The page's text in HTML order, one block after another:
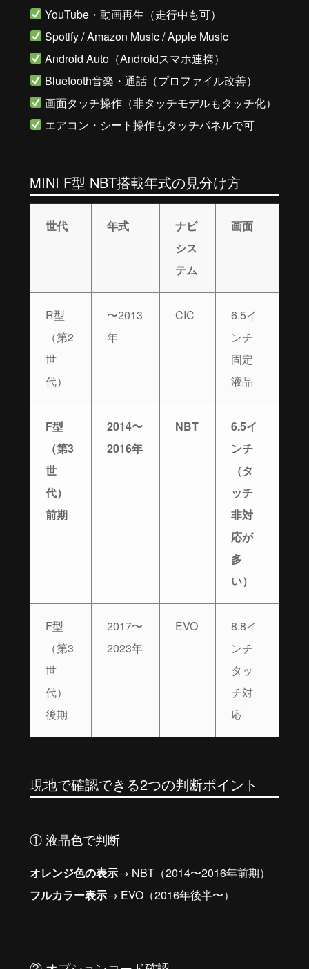
YouTube・動画再生（走行中も可）
Spotify / Amazon Music / Apple Music
Android Auto（Androidスマホ連携）
Bluetooth音楽・通話（プロファイル改善）
画面タッチ操作（非タッチモデルもタッチ化）
エアコン・シート操作もタッチパネルで可
MINI F型 NBT搭載年式の見分け方
世代 年式
ナビ
シス
テム
画面
R型
（第2
世
代）
〜2013
年
CIC
6.5イ
ンチ
固定
液晶
F型
（第3
世
代）
前期
2014〜
2016年
NBT
6.5イ
ンチ
（タ
ッチ
非対
応が
多
い）
F型
（第3
世
代）
後期
2017〜
2023年
EVO
8.8イ
ンチ
タッ
チ対
応
現地で確認できる2つの判断ポイント
① 液晶色で判断
オレンジ色の表示→ NBT（2014〜2016年前期）
フルカラー表示→ EVO（2016年後半〜）